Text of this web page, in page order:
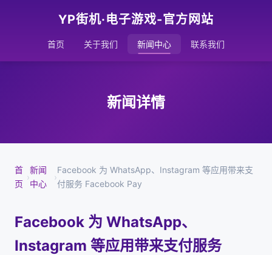
YP街机·电子游戏-官方网站
首页 关于我们 新闻中心 联系我们
新闻详情
首
页
›
新闻
中心
›
Facebook 为 WhatsApp、Instagram 等应用带来支
付服务 Facebook Pay
Facebook 为 WhatsApp、
Instagram 等应用带来支付服务